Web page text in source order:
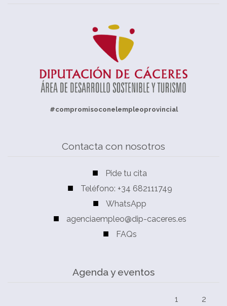
#compromisoconelempleoprovincial
Contacta con nosotros
Pide tu cita
Teléfono: +34 682111749
WhatsApp
agenciaempleo@dip-caceres.es
FAQs
Agenda y eventos
1
2